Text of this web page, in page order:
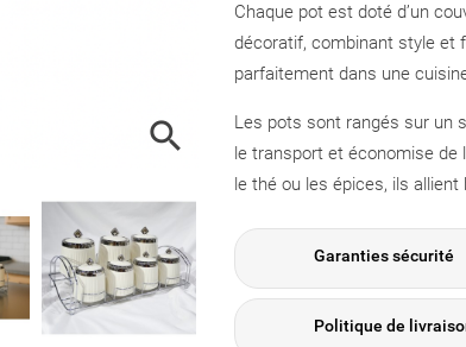

Chaque pot est doté d’un
décoratif, combinant style et
parfaitement dans une
Les pots sont rangés sur un
le transport et économise de
le thé ou les épices, ils
Garanties sécurité
Politique de